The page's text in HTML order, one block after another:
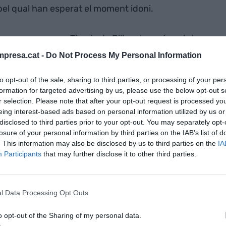
- Do Not Process My Personal Information
opt-out of the sale, sharing to third parties, or processing of your
for targeted advertising by us, please use the below opt-out
selection. Please note that after your opt-out request is processed
interest-based ads based on personal information utilized by us
to third parties prior to your opt-out. You may separately
of your personal information by third parties on the IAB’s list of
This information may also be disclosed by us to third parties on the
Participants that may further disclose it to other third parties.
Data Processing Opt Outs
opt-out of the Sharing of my personal data.
qual han esperat el moment idoni.
que separen Tòquio de Bilbao hagués estat
quedi en el mig, però ja estaven els dos per
mi i a Barcelona, després de tots aquests anys
de la tècnica japonesa i ella m'ha
dels seus mercats, on he desenvolupat un
mediterranis", explica el xef japonès amb una
de la cuina aJaime del Río(autor de
Madrid: Cadaqués). I afegeix: "la ciutat mereixia
freqüentat a Tòquio".
mereixia
que sempre